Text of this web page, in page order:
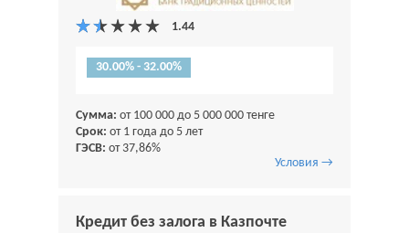
30.00% - 32.00%
Сумма: от 100 000 до 5 000 000 тенге
Срок: от 1 года до 5 лет
ГЭСВ: от 37,86%
Условия →
Кредит без залога в Казпочте